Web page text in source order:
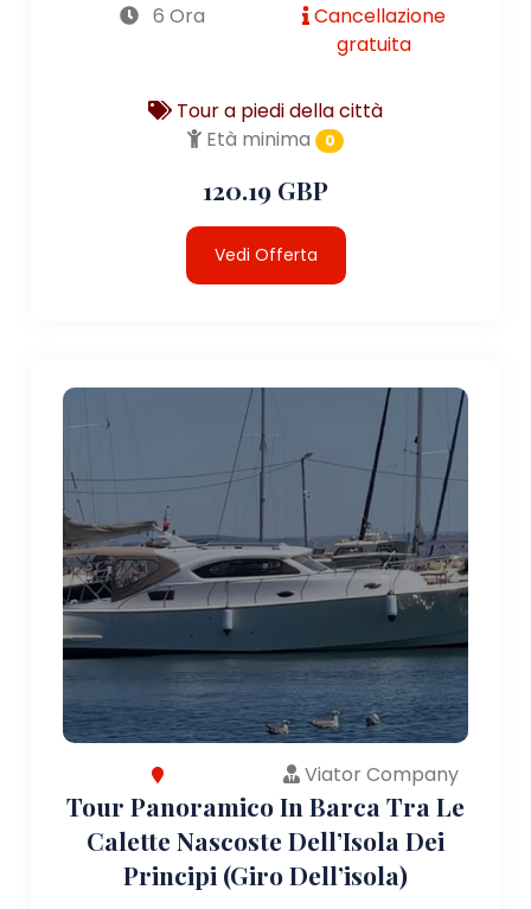
6 Ora
Cancellazione
gratuita
Tour a piedi della città
Età minima
0
120.19 GBP
Vedi Offerta
Viator Company
Tour Panoramico In Barca Tra Le
Calette Nascoste Dell’Isola Dei
Principi (giro Dell’isola)